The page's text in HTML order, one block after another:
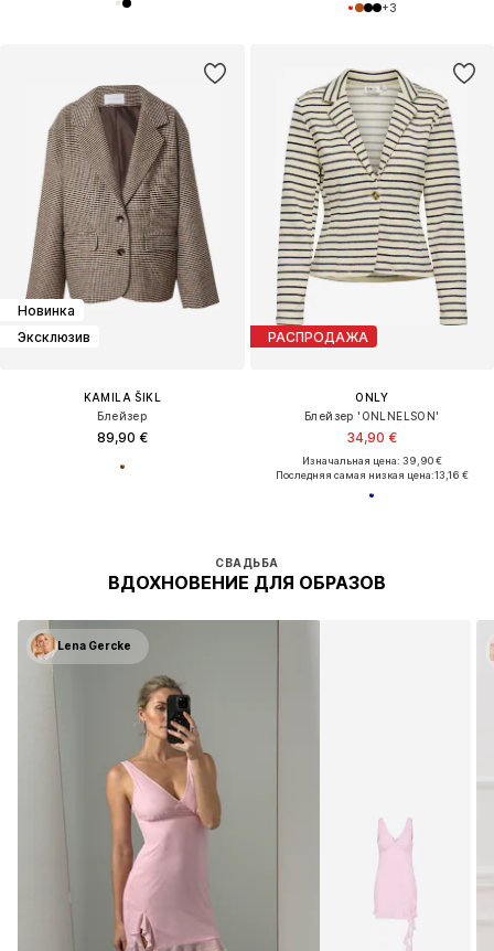
+3
Новинка
Эксклюзив
KAMILA ŠIKL
Блейзер
89,90 €
РАСПРОДАЖА
ONLY
Блейзер 'ONLNELSON'
34,90 €
Изначальная цена: 39,90 €
Последняя самая низкая цена:13,16 €
СВАДЬБА
ВДОХНОВЕНИЕ ДЛЯ ОБРАЗОВ
Lena Gercke